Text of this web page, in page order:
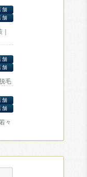
舗
舗
舗
舗
毛
舗
舗
々